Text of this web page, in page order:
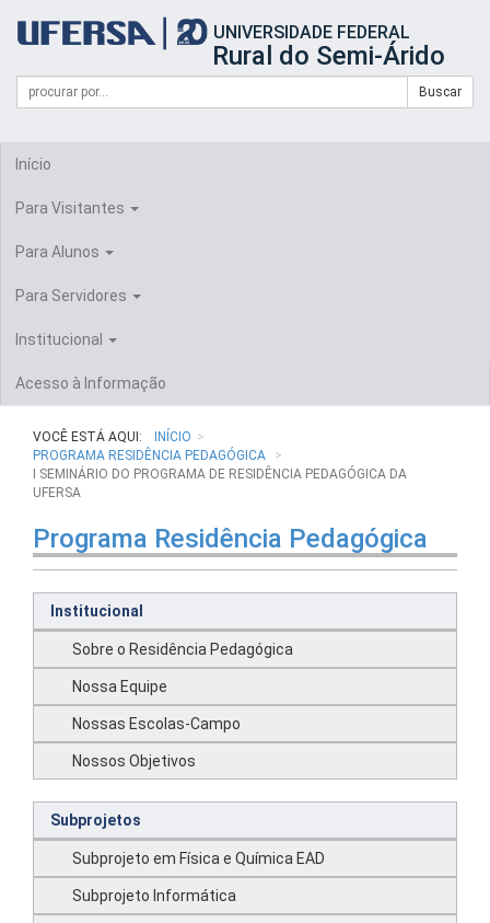
portal
UFERSA
UNIVERSIDADE FEDERAL
Rural do Semi-Árido
Formulário
Busca
Campo
de
Buscar
Início
Para Visitantes
Para Alunos
Para Servidores
Institucional
Acesso à Informação
VOCÊ ESTÁ AQUI:
INÍCIO
PROGRAMA RESIDÊNCIA PEDAGÓGICA
I SEMINÁRIO DO PROGRAMA DE RESIDÊNCIA PEDAGÓGICA DA
UFERSA
Programa Residência Pedagógica
Institucional
Sobre o Residência Pedagógica
Nossa Equipe
Nossas Escolas-Campo
Nossos Objetivos
Subprojetos
Subprojeto em Física e Química EAD
Subprojeto Informática